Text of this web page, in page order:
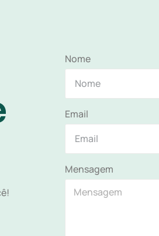
Nome
Email
Mensagem